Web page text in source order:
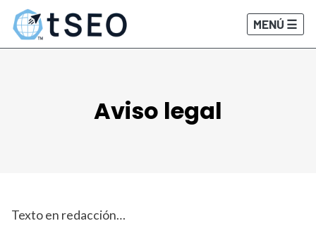
MENÚ ☰
Aviso legal
Texto en redacción…